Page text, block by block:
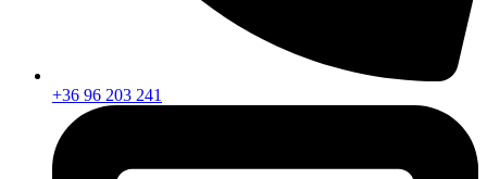
+36 96 203 241